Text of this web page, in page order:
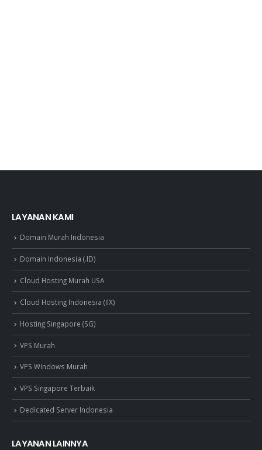
LAYANAN KAMI
Domain Murah Indonesia
Domain Indonesia (.ID)
Cloud Hosting Murah USA
Cloud Hosting Indonesia (IIX)
Hosting Singapore (SG)
VPS Murah
VPS Windows Murah
VPS Singapore Terbaik
Dedicated Server Indonesia
LAYANAN LAINNYA